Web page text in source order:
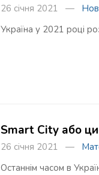
26 січня 2021 —
Україна у 2021 році
Smart City або
26 січня 2021 —
Останнім часом в